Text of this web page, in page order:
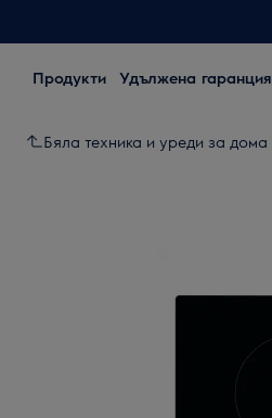
Продукти Удължена гаранция
Бяла техника и уреди за дома